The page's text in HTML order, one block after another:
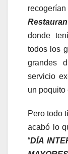
donde
todos los
grandes
servicio
un poquito
Pero todo
acabó lo
“DÍA